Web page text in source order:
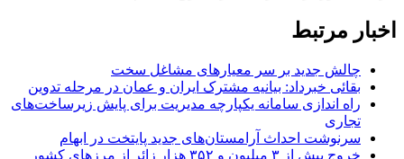
اخبار مرتبط
چالش جدید بر سر معیارهای مشاغل سخت
بقائی خبرداد: بیانیه مشترک ایران و عمان در مرحله تدوین
راه اندازی سامانه یکپارچه مدیریت برای پایش زیرساخت‌های
تجاری
سرنوشت احداث آرامستان‌های جدید پایتخت در ابهام
خروج بیش از ۳ میلیون و ۳۵۲ هزار زائر از مرزهای کشور